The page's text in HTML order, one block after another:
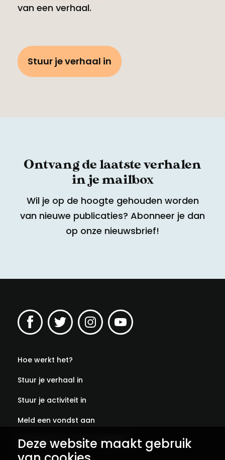
Deze website maakt gebruik
van een verhaal.
Stuur je verhaal in
Ontvang de laatste verhalen
in je mailbox
Wil je op de hoogte gehouden worden
van nieuwe publicaties? Abonneer je dan
op onze nieuwsbrief!
Hoe werkt het?
Stuur je verhaal in
Stuur je activiteit in
Meld een vondst aan
Abonneer je op onze verhalen